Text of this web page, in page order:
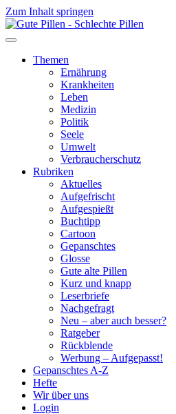
Zum Inhalt springen
Themen
Ernährung
Krankheiten
Leben
Medizin
Politik
Seele
Umwelt
Verbraucherschutz
Rubriken
Aktuelles
Aufgefrischt
Aufgespießt
Buchtipp
Cartoon
Gepanschtes
Glosse
Gute alte Pillen
Kurz und knapp
Leserbriefe
Nachgefragt
Neu – aber auch besser?
Ratgeber
Rückblende
Werbung – Aufgepasst!
Gepanschtes A-Z
Hefte
Wir über uns
Login